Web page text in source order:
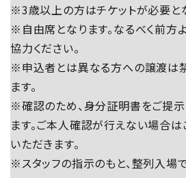
※3歳以上の方はチケットが必要と
※自由席となります。なるべく前方
協力ください。
※申込者とは異なる方への譲渡は
ます。
※確認のため、身分証明書をご提
ます。ご本人確認が行えない場合
いただきます。
※スタッフの指示のもと、整列入場